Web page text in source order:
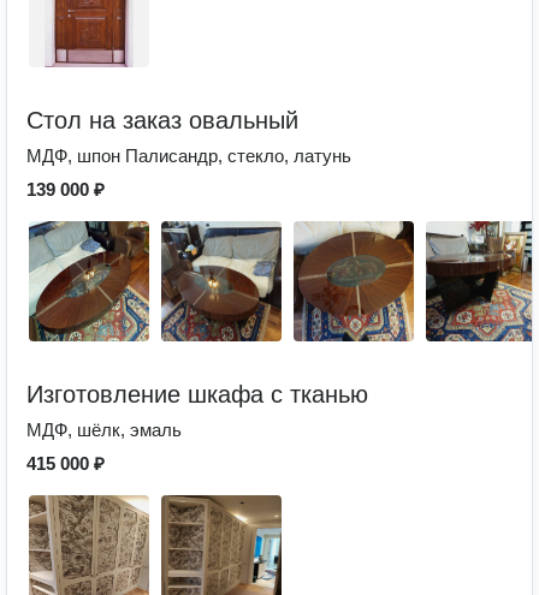
Стол на заказ овальный
МДФ, шпон Палисандр, стекло, латунь
139 000 ₽
Изготовление шкафа с тканью
МДФ, шёлк, эмаль
415 000 ₽